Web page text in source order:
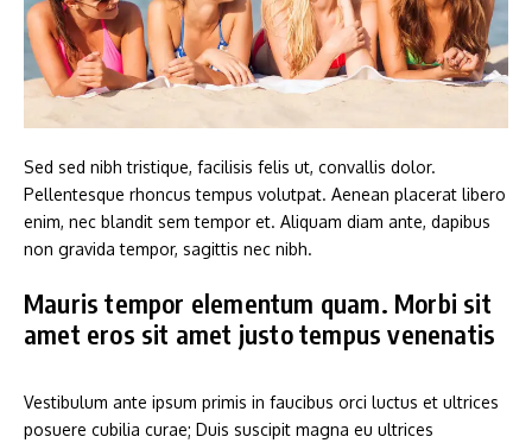
Sed sed nibh tristique, facilisis felis ut, convallis dolor.
Pellentesque rhoncus tempus volutpat. Aenean placerat libero
enim, nec blandit sem tempor et. Aliquam diam ante, dapibus
non gravida tempor, sagittis nec nibh.
Mauris tempor elementum quam. Morbi sit
amet eros sit amet justo tempus venenatis
Vestibulum ante ipsum primis in faucibus orci luctus et ultrices
posuere cubilia curae; Duis suscipit magna eu ultrices